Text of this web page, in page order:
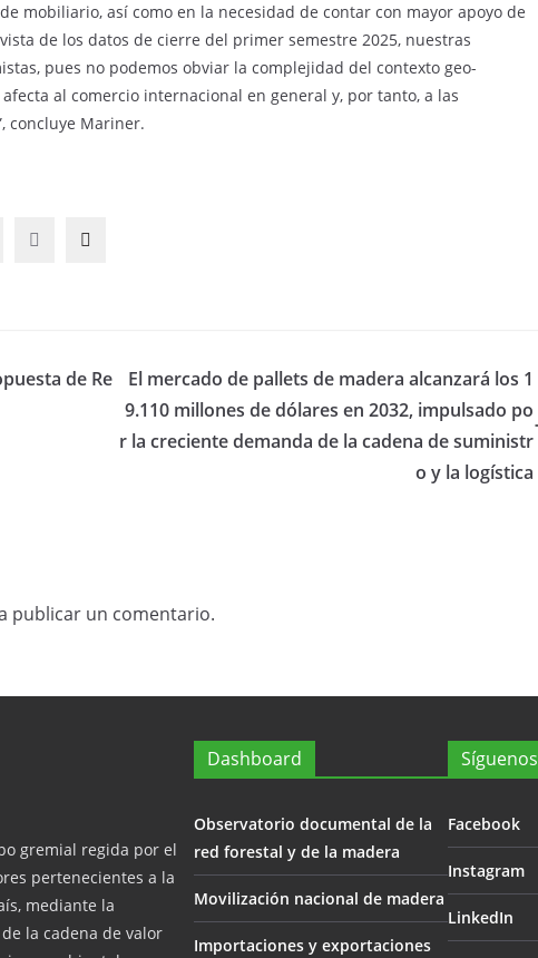
mobiliario, así como en la necesidad de contar con mayor apoyo de
de los datos de cierre del primer semestre 2025, nuestras
pues no podemos obviar la complejidad del contexto geo-
al comercio internacional en general y, por tanto, a las
concluye Mariner.
de Re
El mercado de pallets de madera alcanzará los 1
9.110 millones de dólares en 2032, impulsado po
r la creciente demanda de la cadena de suministr
o y la logística
publicar un comentario.
gremial regida por el
pertenecientes a la
mediante la
la cadena de valor
Dashboard
Observatorio documental de la
red forestal y de la madera
Movilización nacional de madera
Importaciones y exportaciones
Síguenos
Facebook
Instagram
LinkedIn